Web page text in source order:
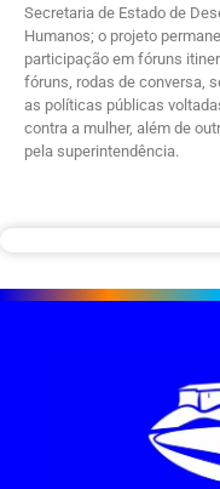
Secretaria de Estado de
Humanos; o projeto
participação em fóruns
fóruns, rodas de conversa,
as políticas públicas
contra a mulher, além de
pela superintendência.